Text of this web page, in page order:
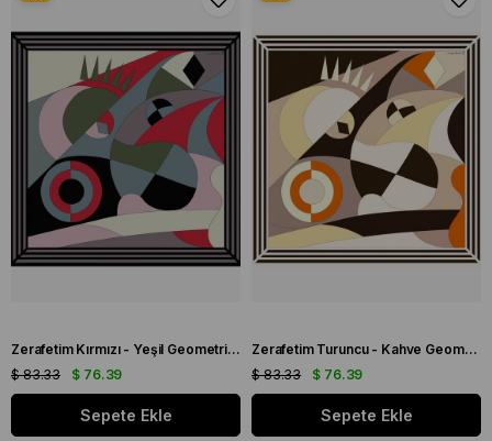
Zerafetim Kırmızı - Yeşil Geometrik Desen Tivil İpek Eşarp
$ 76.39
$ 83.33
Sepete Ekle
Zerafetim Turuncu - Kahve Geometrik Desen Tivil İpek Eşarp
$ 76.39
$ 83.33
Sepete Ekle